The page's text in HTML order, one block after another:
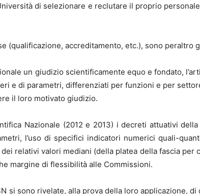
di selezionare e reclutare il proprio
(qualificazione, accreditamento, etc.), sono peraltro
un giudizio scientificamente equo e fondato,
e di parametri, differenziati per funzioni e per
il loro motivato giudizio.
Nazionale (2012 e 2013) i decreti attuativi
l’uso di specifici indicatori numerici quali-
relativi valori mediani (della platea della fascia per
margine di flessibilità alle Commissioni.
si sono rivelate, alla prova della loro applicazione,